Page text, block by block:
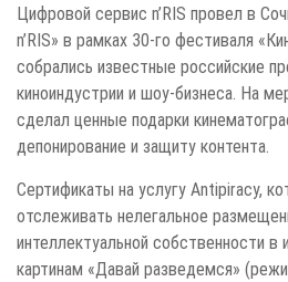
Цифровой сервис n’RIS провел в
n’RIS» в рамках 30-го фестиваля
собрались известные российские
киноиндустрии и шоу-бизнеса. На
сделал ценные подарки
депонирование и защиту контента.
Сертификаты на услугу Antipiracy,
отслеживать нелегальное
интеллектуальной собственности в
картинам «Давай разведемся»